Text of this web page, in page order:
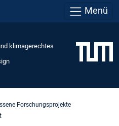
Menü
klimagerechtes
Forschungsprojekte